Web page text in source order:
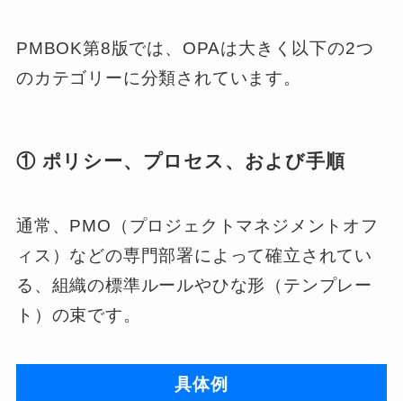
PMBOK第8版では、OPAは大きく以下の2つ
のカテゴリーに分類されています。
① ポリシー、プロセス、および手順
通常、PMO（プロジェクトマネジメントオフ
ィス）などの専門部署によって確立されてい
る、組織の標準ルールやひな形（テンプレー
ト）の束です。
具体例